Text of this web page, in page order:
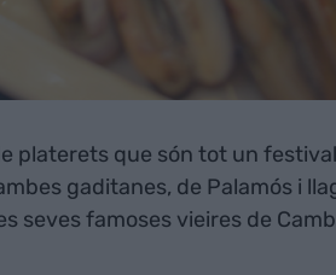
platerets que són tot un
gaditanes, de Palamós i
seves famoses vieires de